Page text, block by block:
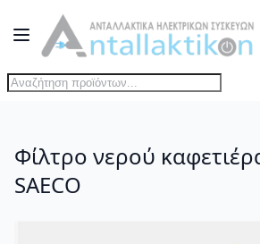
Μετάβαση στο περιεχόμενο
Toggle Nav
Φίλτρο νερού
SAECO